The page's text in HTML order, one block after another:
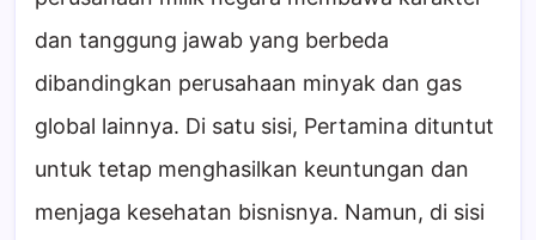
dan tanggung jawab yang berbeda
dibandingkan perusahaan minyak dan gas
global lainnya. Di satu sisi, Pertamina dituntut
untuk tetap menghasilkan keuntungan dan
menjaga kesehatan bisnisnya. Namun, di sisi